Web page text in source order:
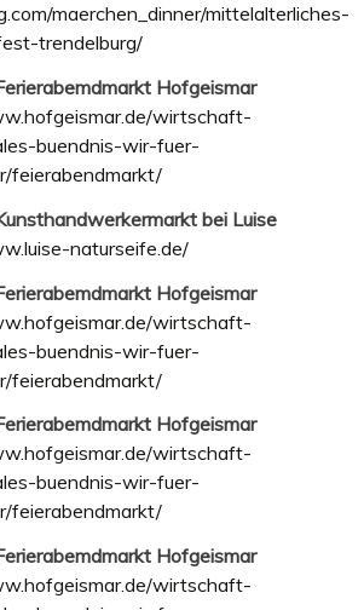
maerchen_dinner/mittelalterliches-
trendelburg/
Hofgeismar
wirtschaft-
buendnis-wir-fuer-
feierabendmarkt/
bei Luise
naturseife.de/
Hofgeismar
wirtschaft-
buendnis-wir-fuer-
feierabendmarkt/
Hofgeismar
wirtschaft-
buendnis-wir-fuer-
feierabendmarkt/
Hofgeismar
wirtschaft-